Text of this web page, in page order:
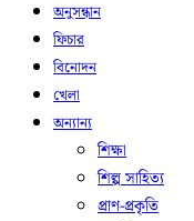
অনুসন্ধান
ফিচার
বিনোদন
খেলা
অন্যান্য
শিক্ষা
শিল্প সাহিত্য
প্রাণ-প্রকৃতি